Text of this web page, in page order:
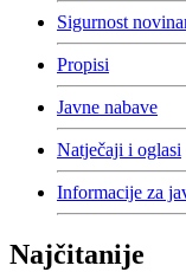
Sigurnost
Propisi
Javne nabave
Natječaji i oglasi
Informacije za
Najčitanije